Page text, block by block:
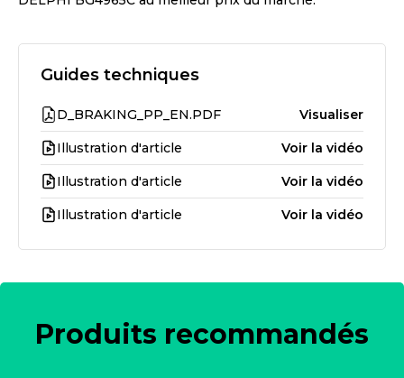
Guides techniques
D_BRAKING_PP_EN.PDF Visualiser
Illustration d'article Voir la vidéo
Illustration d'article Voir la vidéo
Illustration d'article Voir la vidéo
Produits recommandés